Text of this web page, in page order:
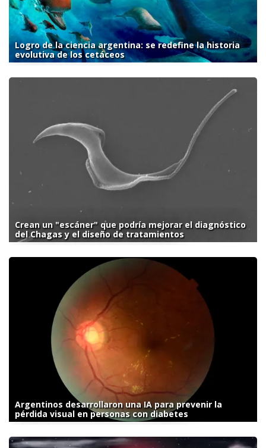
Logro de la ciencia argentina: se redefine la historia
evolutiva de los cetáceos
Crean un "escáner" que podría mejorar el diagnóstico
del Chagas y el diseño de tratamientos
Argentinos desarrollaron una IA para prevenir la
pérdida visual en personas con diabetes